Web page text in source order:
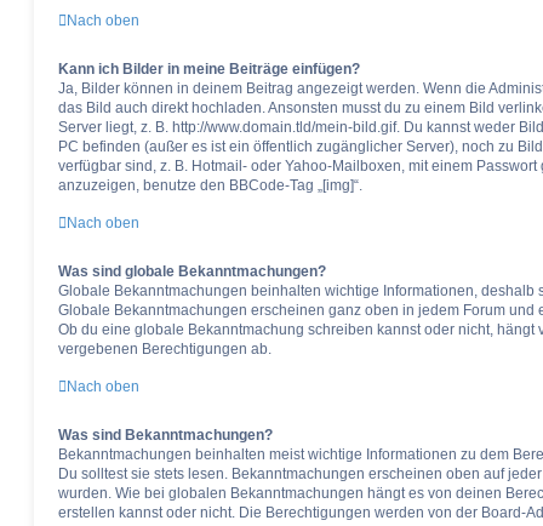
Nach oben
Kann ich Bilder in meine Beiträge einfügen?
Ja, Bilder können in deinem Beitrag angezeigt werden. Wenn die
das Bild auch direkt hochladen. Ansonsten musst du zu einem Bild
Server liegt, z. B. http://www.domain.tld/mein-bild.gif. Du kannst weder
PC befinden (außer es ist ein öffentlich zugänglicher Server), noch zu
verfügbar sind, z. B. Hotmail- oder Yahoo-Mailboxen, mit einem
anzuzeigen, benutze den BBCode-Tag „[img]“.
Nach oben
Was sind globale Bekanntmachungen?
Globale Bekanntmachungen beinhalten wichtige Informationen, deshalb
Globale Bekanntmachungen erscheinen ganz oben in jedem Forum
Ob du eine globale Bekanntmachung schreiben kannst oder nicht,
vergebenen Berechtigungen ab.
Nach oben
Was sind Bekanntmachungen?
Bekanntmachungen beinhalten meist wichtige Informationen zu dem
Du solltest sie stets lesen. Bekanntmachungen erscheinen oben auf
wurden. Wie bei globalen Bekanntmachungen hängt es von deinen
erstellen kannst oder nicht. Die Berechtigungen werden von der Board-